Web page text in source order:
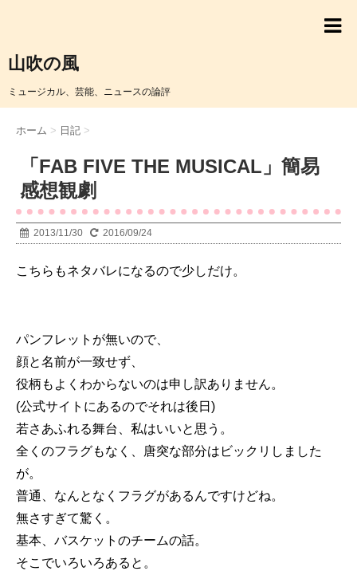
山吹の風
ミュージカル、芸能、ニュースの論評
ホーム > 日記 >
「FAB FIVE THE MUSICAL」簡易
感想観劇
2013/11/30 2016/09/24
こちらもネタバレになるので少しだけ。
パンフレットが無いので、
顔と名前が一致せず、
役柄もよくわからないのは申し訳ありません。
(公式サイトにあるのでそれは後日)
若さあふれる舞台、私はいいと思う。
全くのフラグもなく、唐突な部分はビックリしました
が。
普通、なんとなくフラグがあるんですけどね。
無さすぎて驚く。
基本、バスケットのチームの話。
そこでいろいろあると。